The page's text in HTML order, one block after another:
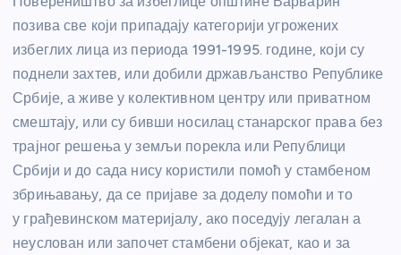
позива све који припадају категорији угрожених
избеглих лица из периода 1991-1995. године, који су
поднели захтев, или добили држављанство Републике
Србије, а живе у колективном центру или приватном
смештају, или су бивши носилац станарског права без
трајног решења у земљи порекла или Републици
Србији и до сада нису користили помоћ у стамбеном
збрињавању, да се пријаве за доделу помоћи и то
у грађевинском материјалу, ако поседују легалан а
неуслован или започет стамбени објекат, као и за